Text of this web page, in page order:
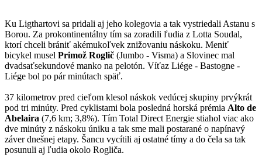
Ku Ligthartovi sa pridali aj jeho kolegovia a tak vystriedali Astanu s
Borou. Za prokontinentálny tím sa zoradili ľudia z Lotta Soudal,
ktorí chceli brániť akémukoľvek znižovaniu náskoku. Meniť
bicykel musel Primož Roglič (Jumbo - Visma) a Slovinec mal
dvadsaťsekundové manko na pelotón. Víťaz Liége - Bastogne -
Liége bol po pár minútach späť.
37 kilometrov pred cieľom klesol náskok vedúcej skupiny prvýkrát
pod tri minúty. Pred cyklistami bola posledná horská prémia Alto de
Abelaira (7,6 km; 3,8%). Tím Total Direct Energie stiahol viac ako
dve minúty z náskoku úniku a tak sme mali postarané o napínavý
záver dnešnej etapy. Šancu vycítili aj ostatné tímy a do čela sa tak
posunuli aj ľudia okolo Rogliča.